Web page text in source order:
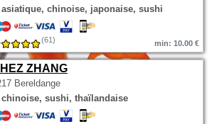
asiatique, chinoise, japonaise, sushi
(61) min: 10.00 €
ZHANG
Bereldange
chinoise, sushi, thaïlandaise